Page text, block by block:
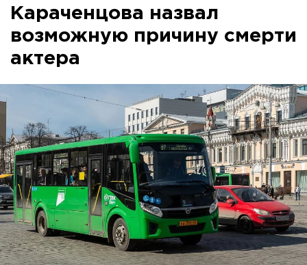
Караченцова назвал
возможную причину смерти
актера